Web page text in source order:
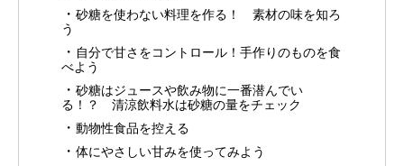
砂糖を使わない料理を作る！ 素材の味を知ろ
う
自分で甘さをコントロール！手作りのものを食
べよう
砂糖はジュースや飲み物に一番潜んでい
る！？ 清涼飲料水は砂糖の量をチェック
動物性食品を控える
体にやさしい甘みを使ってみよう